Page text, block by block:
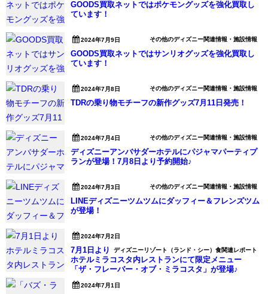
GOODS買取ネットではポケモングッズを強化買取し
ています！
2024年7月9日 その他のディズニー関連情報・施設情報
GOODS買取ネットではサンリオグッズを強化買取し
ています！
2024年7月8日 その他のディズニー関連情報・施設情報
TDRの乗り物モチーフの新作グッズ7月11日発売！
2024年7月4日 その他のディズニー関連情報・施設情報
ディズニーアンバサダーホテルにパジャマパーティプ
ランが登場！7月8日より予約開始♪
2024年7月3日 その他のディズニー関連情報・施設情報
LINEディズニーツムツムにダッフィー＆フレンズツム
が登場！
2024年7月2日
ディズニーリゾート（ランド・シー）食関連レポート
7月1日より
ホテルミラコスタ内レストランにて限定メニュー
「ザ・フレーバー・オブ・ミラコスタ」が登場♪
2024年7月1日